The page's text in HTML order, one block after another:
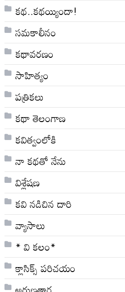
కథ..కథయ్యిందా!
సమకాలీనం
కథావరణం
సాహిత్యం
పత్రికలు
కథా తెలంగాణ
కవిత్వంలోకి
నా క‌థ‌తో నేను
విశ్లేషణ
కవి నడిచిన దారి
వ్యాసాలు
* వి క‌లం*
క్లాసిక్స్ ప‌రిచ‌యం